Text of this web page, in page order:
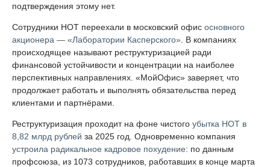
подтверждения этому нет.
Сотрудники НОТ переехали в московский офис основного
акционера — «Лаборатории Касперского» . В компаниях
происходящее называют реструктуризацией ради
финансовой устойчивости и концентрации на наиболее
перспективных направлениях. «МойОфис» заверяет, что
продолжает работать и выполнять обязательства перед
клиентами и партнёрами.
Реструктуризация проходит на фоне чистого убытка НОТ в
8,82 млрд рублей за 2025 год. Одновременно компания
устроила радикальное кадровое похудение: по данным
профсоюза, из 1073 сотрудников, работавших в конце марта